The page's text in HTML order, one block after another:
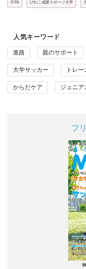
JUFA びわこ成蹊スポーツ大学
人気キーワード
進路 親のサポート
大学サッカー トレ
からだケア ジュニア
フ